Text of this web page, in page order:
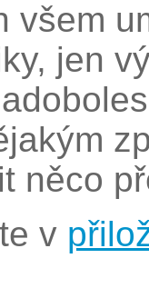
všem
jen
něco
v